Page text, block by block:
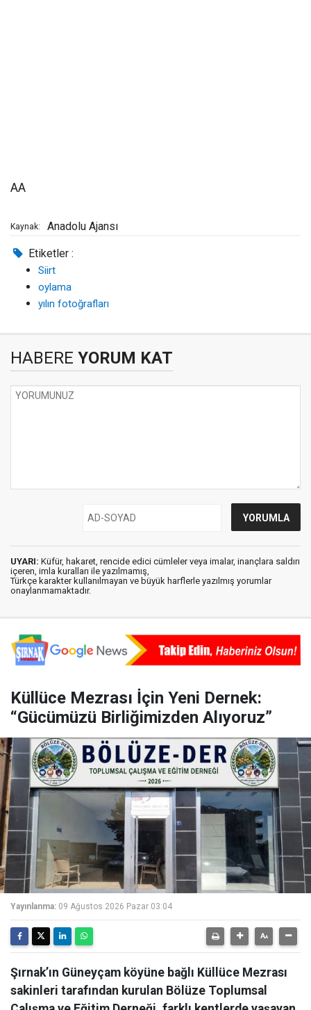
AA
Kaynak: Anadolu Ajansı
Etiketler :
Siirt
oylama
yılın fotoğrafları
HABERE YORUM KAT
UYARI: Küfür, hakaret, rencide edici cümleler veya imalar, inançlara saldırı
içeren, imla kuralları ile yazılmamış,
Türkçe karakter kullanılmayan ve büyük harflerle yazılmış yorumlar
onaylanmamaktadır.
Küllüce Mezrası İçin Yeni Dernek:
“Gücümüzü Birliğimizden Alıyoruz”
Yayınlanma: 09 Ağustos 2026 Pazar 03:04
Şırnak’ın Güneyçam köyüne bağlı Küllüce Mezrası
sakinleri tarafından kurulan Bölüze Toplumsal